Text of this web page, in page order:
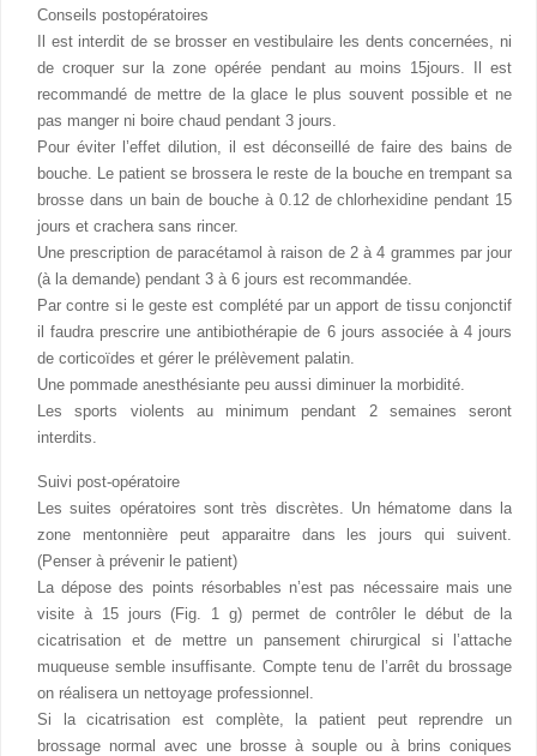
Conseils postopératoires
Il est interdit de se brosser en vestibulaire les dents concernées, ni
de croquer sur la zone opérée pendant au moins 15jours. Il est
recommandé de mettre de la glace le plus souvent possible et ne
pas manger ni boire chaud pendant 3 jours.
Pour éviter l’effet dilution, il est déconseillé de faire des bains de
bouche. Le patient se brossera le reste de la bouche en trempant sa
brosse dans un bain de bouche à 0.12 de chlorhexidine pendant 15
jours et crachera sans rincer.
Une prescription de paracétamol à raison de 2 à 4 grammes par jour
(à la demande) pendant 3 à 6 jours est recommandée.
Par contre si le geste est complété par un apport de tissu conjonctif
il faudra prescrire une antibiothérapie de 6 jours associée à 4 jours
de corticoïdes et gérer le prélèvement palatin.
Une pommade anesthésiante peu aussi diminuer la morbidité.
Les sports violents au minimum pendant 2 semaines seront
interdits.
Suivi post-opératoire
Les suites opératoires sont très discrètes. Un hématome dans la
zone mentonnière peut apparaitre dans les jours qui suivent.
(Penser à prévenir le patient)
La dépose des points résorbables n’est pas nécessaire mais une
visite à 15 jours (Fig. 1 g) permet de contrôler le début de la
cicatrisation et de mettre un pansement chirurgical si l’attache
muqueuse semble insuffisante. Compte tenu de l’arrêt du brossage
on réalisera un nettoyage professionnel.
Si la cicatrisation est complète, la patient peut reprendre un
brossage normal avec une brosse à souple ou à brins coniques